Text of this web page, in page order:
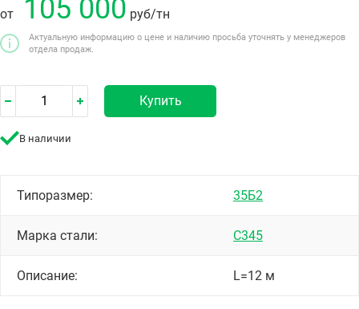
от 105 000 руб/тн
Актуальную информацию о цене и наличию просьба уточнять у менеджеров
отдела продаж.
Купить
В наличии
Типоразмер: 35Б2
Марка стали: С345
Описание: L=12 м